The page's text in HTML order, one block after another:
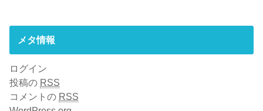
メタ情報
ログイン
投稿の RSS
コメントの RSS